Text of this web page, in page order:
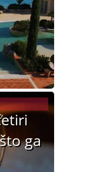
ga